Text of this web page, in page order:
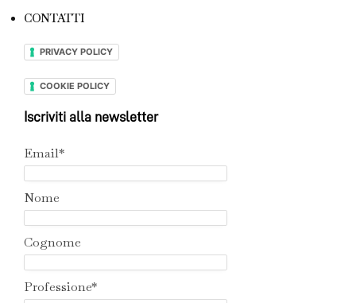
CONTATTI
PRIVACY POLICY
COOKIE POLICY
Iscriviti alla newsletter
Email*
Nome
Cognome
Professione*